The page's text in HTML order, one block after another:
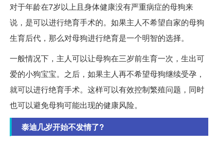
对于年龄在7岁以上且身体健康没有严重病症的母狗来
说，是可以进行绝育手术的。如果主人不希望自家的母狗
生育后代，那么对母狗进行绝育是一个明智的选择。
一般情况下，主人可以让母狗在三岁前生育一次，生出可
爱的小狗宝宝。之后，如果主人再不希望母狗继续受孕，
就可以进行绝育手术。这样可以有效控制繁殖问题，同时
也可以避免母狗可能出现的健康风险。
泰迪几岁开始不发情了?